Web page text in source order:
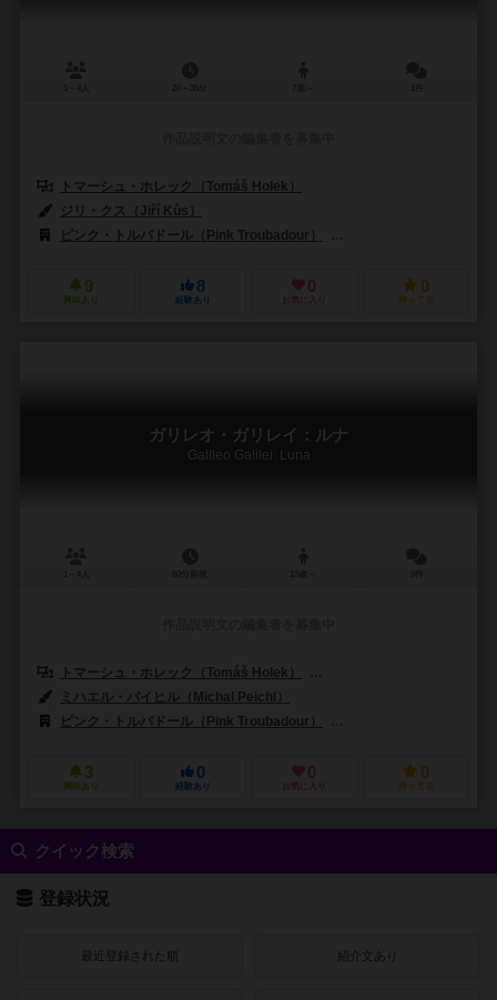
トマーシュ・ホレック（Tomáš Holek）
ジリ・クス（Jiří Kůs）
ピンク・トルバドール（Pink Troubadour）
9
興味あり
8
経験あり
0
お気に入り
0
持ってる
ガリレオ・ガリレイ：ルナ
Galileo Galilei: Luna
トマーシュ・ホレック（Tomáš Holek）
ミハエル・パイヒル（Michal Peichl）
ピンク・トルバドール（Pink Troubadour）
3
興味あり
0
経験あり
0
お気に入り
0
持ってる
クイック検索
登録状況
最近登録された順 紹介文あり